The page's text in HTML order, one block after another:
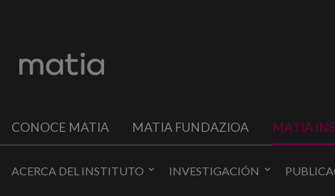
CONOCE MATIA MATIA FUNDAZIOA MATIA
ACERCA DEL INSTITUTO INVESTIGACIÓN